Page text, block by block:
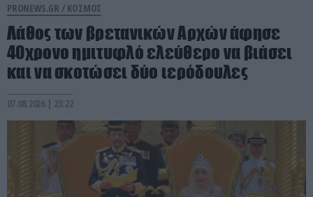
PRONEWS.GR / ΚΟΣΜΟΣ
Λάθος των βρετανικών Αρχών άφησε
40χρονο ημιτυφλό ελεύθερο να βιάσει
και να σκοτώσει δύο ιερόδουλες
07.08.2026 | 23:22